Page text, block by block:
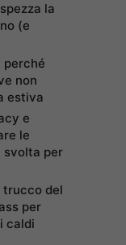
la
(e
perché
non
estiva
e
le
svolta per
trucco del
per
caldi